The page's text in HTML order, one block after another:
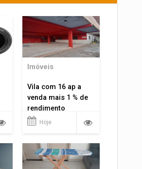
Imóveis
Vila com 16 ap a
venda mais 1 % de
rendimento
Hoje